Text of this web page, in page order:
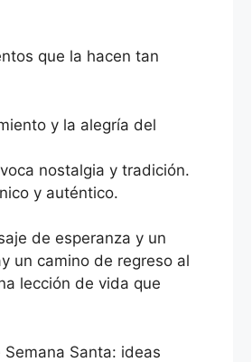
que la hacen tan
y la alegría del
nostalgia y tradición.
y auténtico.
de esperanza y un
un camino de regreso al
lección de vida que
Santa: ideas